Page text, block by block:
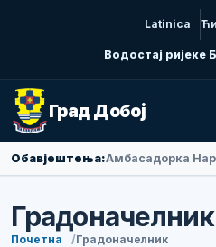
Latinica
Водостај ријеке
Град Добој
Обавјештења:
Градоначелник
Почетна Градоначелник